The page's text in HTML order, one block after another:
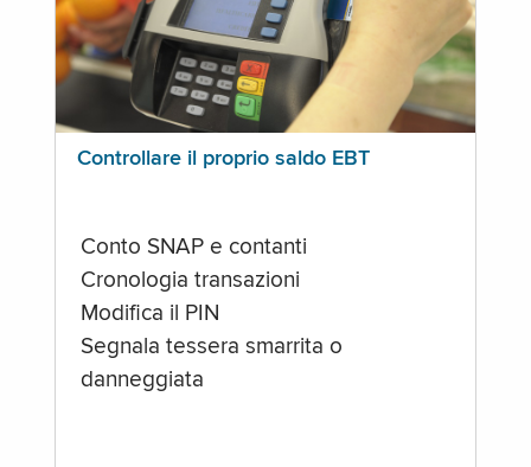
Controllare il proprio saldo EBT
Conto SNAP e contanti
Cronologia transazioni
Modifica il PIN
Segnala tessera smarrita o
danneggiata